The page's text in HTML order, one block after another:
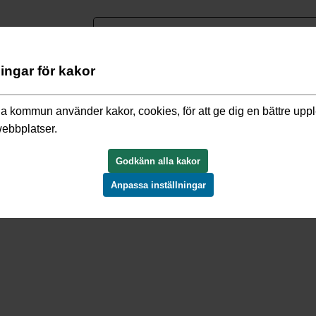
detaljplaner/Gällande detaljplaner/Rosengården Östra
för kakor
kommun använder kakor, cookies, för att ge dig en bättre
Godkänn alla kakor
Anpassa inställningar